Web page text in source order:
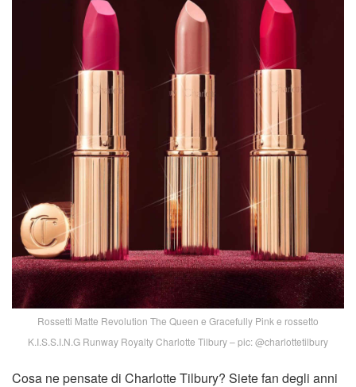
Rossetti Matte Revolution The Queen e Gracefully Pink e rossetto
K.I.S.S.I.N.G Runway Royalty Charlotte Tilbury – pic: @charlottetilbury
Cosa ne pensate di Charlotte Tilbury? Siete fan degli anni